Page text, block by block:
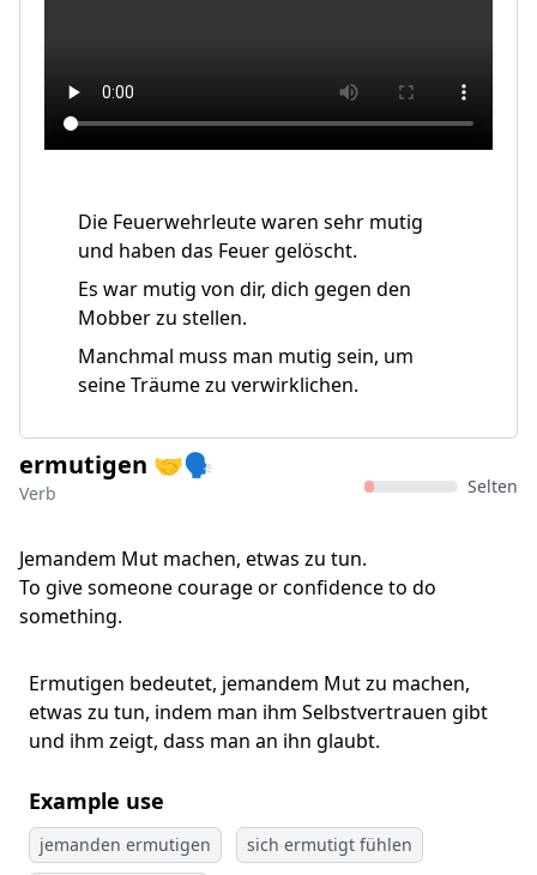
Die Feuerwehrleute waren sehr mutig
und haben das Feuer gelöscht.
Es war mutig von dir, dich gegen den
Mobber zu stellen.
Manchmal muss man mutig sein, um
seine Träume zu verwirklichen.
ermutigen 🤝🗣️
Verb Selten
Jemandem Mut machen, etwas zu tun.
To give someone courage or confidence to do
something.
Ermutigen bedeutet, jemandem Mut zu machen,
etwas zu tun, indem man ihm Selbstvertrauen gibt
und ihm zeigt, dass man an ihn glaubt.
Example use
jemanden ermutigen sich ermutigt fühlen